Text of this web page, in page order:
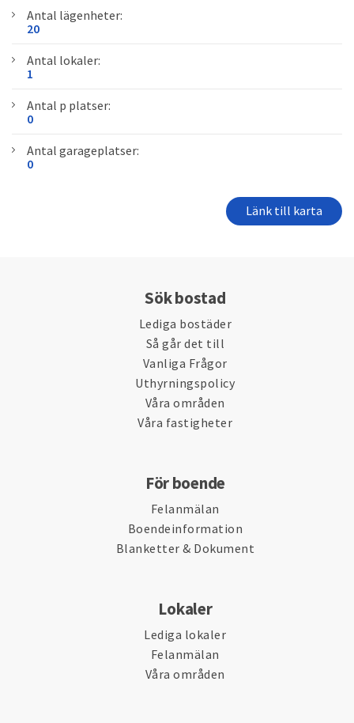
Antal lägenheter:
20
Antal lokaler:
1
Antal p platser:
0
Antal garageplatser:
0
Länk till karta
Sök bostad
Lediga bostäder
Så går det till
Vanliga Frågor
Uthyrningspolicy
Våra områden
Våra fastigheter
För boende
Felanmälan
Boendeinformation
Blanketter & Dokument
Lokaler
Lediga lokaler
Felanmälan
Våra områden